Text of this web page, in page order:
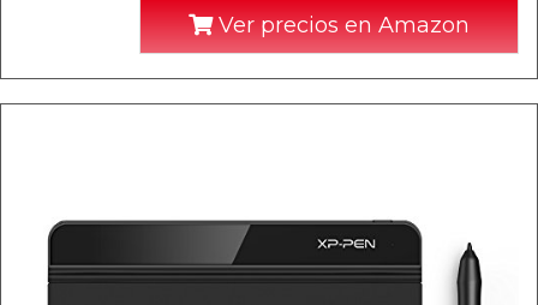
Ver precios en Amazon